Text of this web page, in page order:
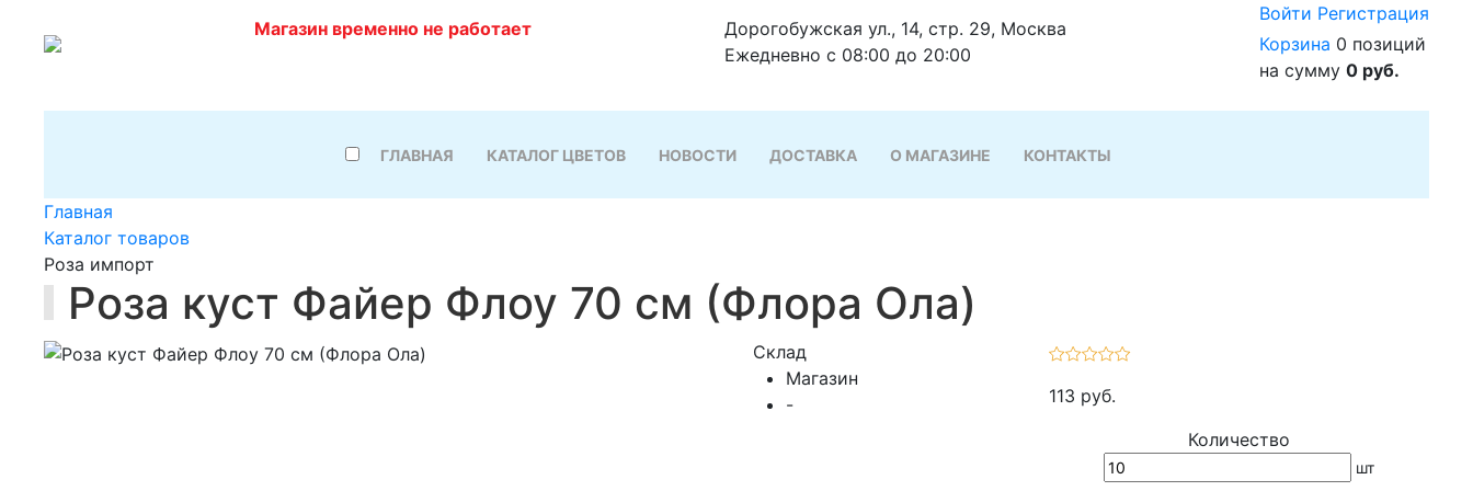
Магазин временно не работает
Дорогобужская ул., 14, стр. 29, Москва
Ежедневно с 08:00 до 20:00
Войти Регистрация
Корзина 0 позиций
на сумму 0 руб.
ГЛАВНАЯ КАТАЛОГ ЦВЕТОВ НОВОСТИ ДОСТАВКА О МАГАЗИНЕ КОНТАКТЫ
Главная
Каталог товаров
Роза импорт
Роза куст Файер Флоу 70 см (Флора Ола)
Склад
Магазин
-
113 руб.
Количество
шт